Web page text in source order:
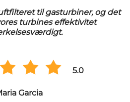
til gasturbiner, og det
turbines effektivitet
5.0
Garcia